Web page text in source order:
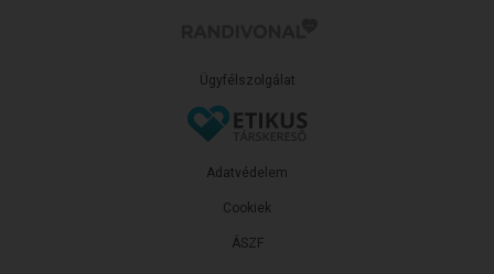
Ügyfélszolgálat
ÁSZF
Adatvédelem
Cookiek